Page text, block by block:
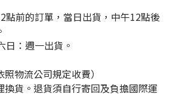
點前的訂單，當日出貨，中午12點後
日：週一出貨。
物流公司規定收費）
換貨。退貨須自行寄回及負擔國際運